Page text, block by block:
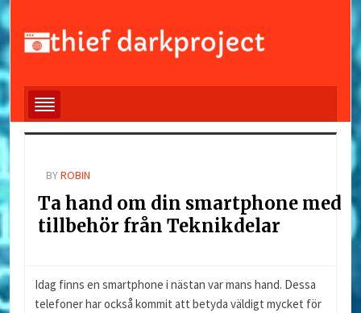
BYROBIN
Ta hand om din smartphone med
tillbehör från Teknikdelar
Idag finns en smartphone i nästan var mans hand. Dessa
telefoner har också kommit att betyda väldigt mycket för